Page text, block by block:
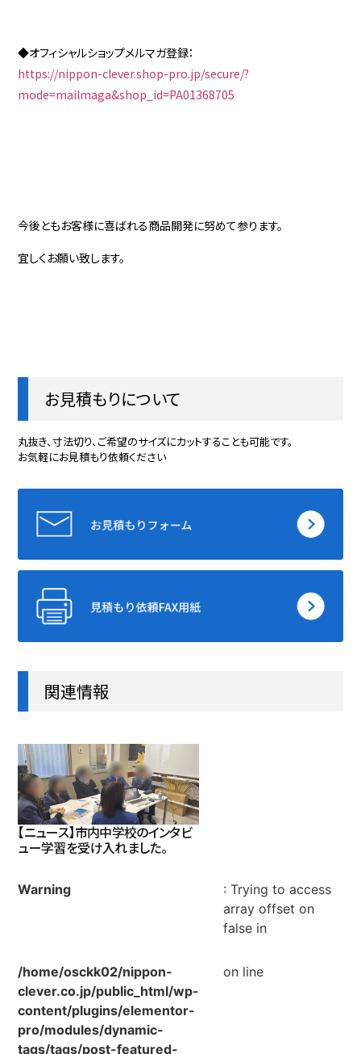
◆オフィシャルショップメルマガ登録：
https://nippon-clever.shop-pro.jp/secure/?
mode=mailmaga&shop_id=PA01368705
今後ともお客様に喜ばれる商品開発に努めて参ります。
宜しくお願い致します。
お見積もりについて
丸抜き、寸法切り、ご希望のサイズにカットすることも可能です。
お気軽にお見積もり依頼ください
関連情報
【ニュース】市内中学校のインタビ
ュー学習を受け入れました。
Warning
: Trying to access
array offset on
false in
/home/osckk02/nippon-
clever.co.jp/public_html/wp-
content/plugins/elementor-
pro/modules/dynamic-
tags/tags/post-featured-
on line